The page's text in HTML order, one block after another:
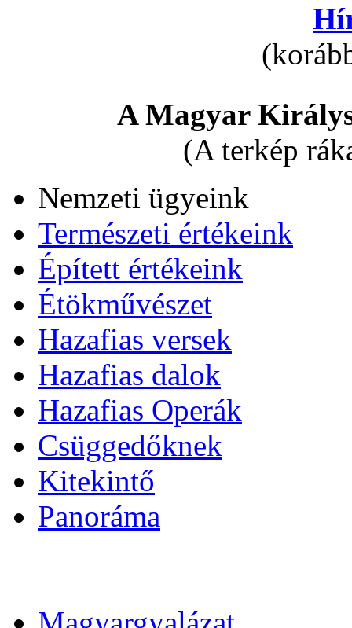
A Magyar
(A terkép
Nemzeti ügyeink
Természeti értékeink
Épített értékeink
Étökművészet
Hazafias versek
Hazafias dalok
Hazafias Operák
Csüggedőknek
Kitekintő
Panoráma